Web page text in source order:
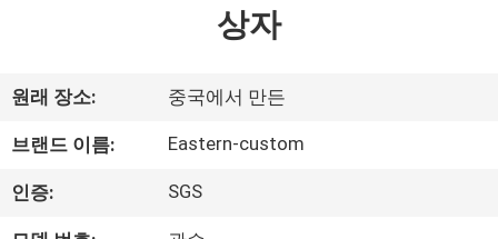
우
리
에
상자
원래 장소: 중국에서 만든
브랜드 이름: Eastern-custom
인증: SGS